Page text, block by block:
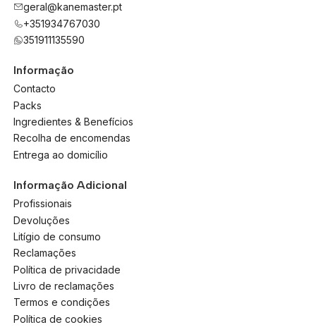
geral@kanemaster.pt
+351934767030
351911135590
Informação
Contacto
Packs
Ingredientes & Benefícios
Recolha de encomendas
Entrega ao domicílio
Informação Adicional
Profissionais
Devoluções
Litígio de consumo
Reclamações
Política de privacidade
Livro de reclamações
Termos e condições
Política de cookies